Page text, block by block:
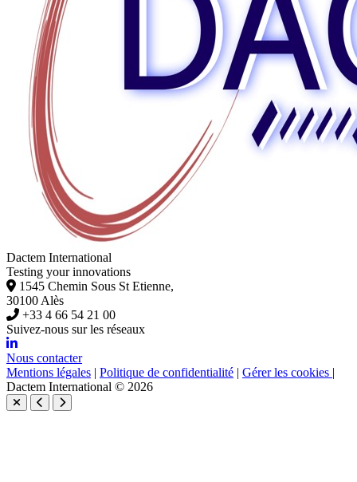
Dactem International
Testing your innovations
1545 Chemin Sous St Etienne,
30100 Alès
+33 4 66 54 21 00
Suivez-nous sur les réseaux
Nous contacter
Mentions légales
Politique de confidentialité Gérer les cookies
Dactem International © 2026